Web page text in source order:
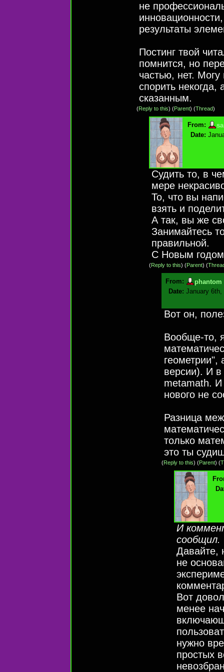
не
результаты
Постинг твой
помнится, но
частью, нет.
спорить
сказанным.
(Reply to this) (Parent) (Thread)
From:
Date:
Судить то, в
мере
То, что вы
взять и
А так, вы же
Занимайтесь
правильной.
С Новым
(Reply to this) (Parent) (
From:
phantom
Date: January 6th,
Вот он,
Вообще-то,
геометрии",
версии). И
metamath. И
нового не
Разница
только
это ты
(Reply to this) (Parent) (
И
сообщил.
Давайте,
не
Вот
менее
нужно
простых